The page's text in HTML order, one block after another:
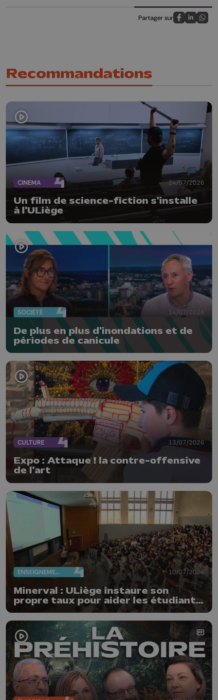
Partager sur
Partagez sur
Partagez
Recommandations
CINEMA 24/07/2026
Un film de science-fiction s'installe
à l'ULiège
SOCIÉTÉ 14/07/2026
De plus en plus d'inondations et de
périodes de canicule
CULTURE 13/07/2026
Expo : Attaque ! la contre-offensive
de l'art
ENSEIGNEMENT 10/07/2026
Minerval : ULiège instaure son
propre taux pour aider les étudiants
en situation de précarité